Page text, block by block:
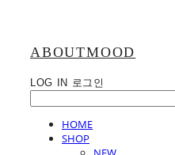
ABOUTMOOD
LOG IN 로그인
HOME
SHOP